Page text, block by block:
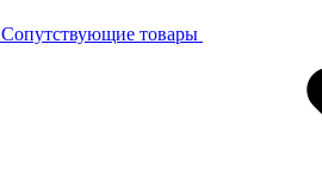
Сопутствующие товары